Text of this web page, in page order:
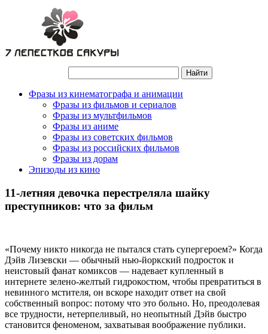
Фразы из кинематографа и анимации
Фразы из фильмов и сериалов
Фразы из мультфильмов
Фразы из аниме
Фразы из советских фильмов
Фразы из российских фильмов
Фразы из дорам
Эпизоды из кино
11-летняя девочка перестреляла шайку
преступников: что за фильм
«Почему никто никогда не пытался стать супергероем?» Когда
Дэйв Лизевски — обычный нью-йоркский подросток и
неистовый фанат комиксов — надевает купленный в
интернете зелено-желтый гидрокостюм, чтобы превратиться в
невинного мстителя, он вскоре находит ответ на свой
собственный вопрос: потому что это больно. Но, преодолевая
все трудности, нетерпеливый, но неопытный Дэйв быстро
становится феноменом, захватывая воображение публики.